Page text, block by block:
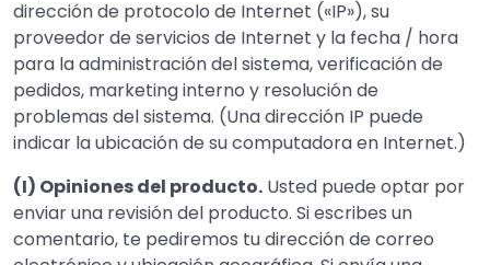
dirección de protocolo de Internet («IP»), su
proveedor de servicios de Internet y la fecha / hora
para la administración del sistema, verificación de
pedidos, marketing interno y resolución de
problemas del sistema. (Una dirección IP puede
indicar la ubicación de su computadora en Internet.)
(I) Opiniones del producto. Usted puede optar por
enviar una revisión del producto. Si escribes un
comentario, te pediremos tu dirección de correo